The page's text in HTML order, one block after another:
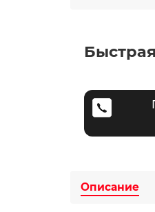
Описание